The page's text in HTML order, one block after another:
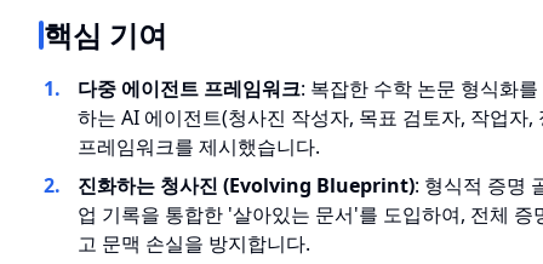
핵심 기여
다중 에이전트 프레임워크: 복잡한 수학 논문 형식화
하는 AI 에이전트(청사진 작성자, 목표 검토자, 작업자
프레임워크를 제시했습니다.
진화하는 청사진 (Evolving Blueprint): 형식적 증명
업 기록을 통합한 '살아있는 문서'를 도입하여, 전체
고 문맥 손실을 방지합니다.